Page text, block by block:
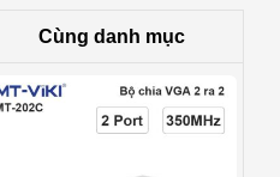
Cùng danh mục